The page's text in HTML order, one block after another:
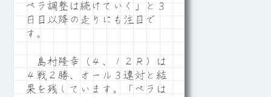
ペラ調整は続けていく」と３
日目以降の走りにも注目で
す。
島村隆幸（４、１２Ｒ）は
４戦２勝、オール３連対と結
果を残しています。「ペラは